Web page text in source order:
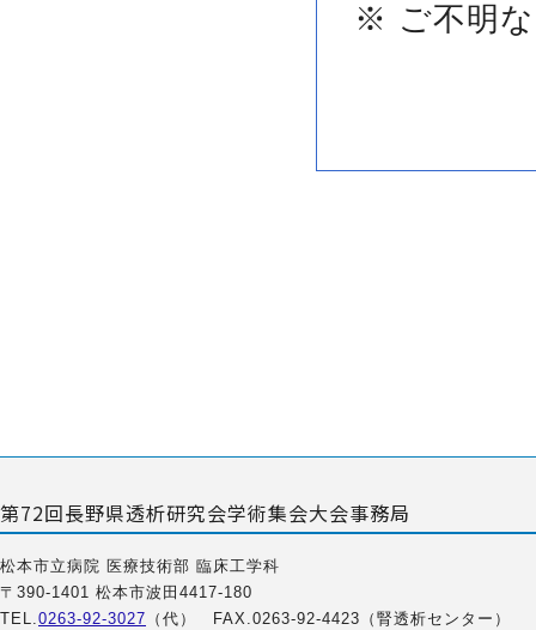
※ ご不明
第72回長野県透析研究会学術集会大会事務局
松本市立病院 医療技術部 臨床工学科
〒390-1401 松本市波田4417-180
TEL.0263-92-3027 （代） FAX.0263-92-4423（腎透析センター）